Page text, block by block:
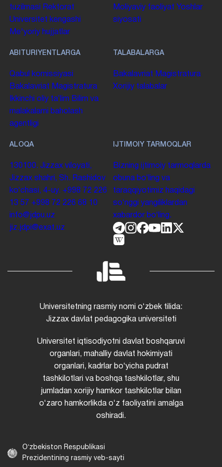
tuzilmasi
Rektorat
Universitet kengashi
Me'yoriy hujjatlar
Moliyaviy faoliyat Yoshlar
siyosati
ABITURIYENTLARGA
Qabul komissiyasi
Bakalavriat Magistratura
Ikkinchi oliy taʼlim Bilim va
malakalarni baholash
agentligi
TALABALARGA
Bakalavriat Magistratura
Xorijiy talabalar
ALOQA
130100. Jizzax viloyati,
Jizzax shahri, Sh. Rashidov
koʻchasi, 4-uy. +998 72 226
13 57 +998 72 226 68 10
info@jdpu.uz
jiz.jdpi@exat.uz
IJTIMOIY TARMOQLAR
Bizning ijtimoiy tarmoqlarda
obuna boʻling va
taraqqiyotimiz haqidagi
soʻnggi yangiliklardan
xabardor boʻling.
Universitetning rasmiy nomi oʻzbek tilida:
Jizzax davlat pedagogika universiteti
Universitet iqtisodiyotni davlat boshqaruvi
organlari, mahalliy davlat hokimiyati
organlari, kadrlar boʻyicha pudrat
tashkilotlari va boshqa tashkilotlar, shu
jumladan xorijiy hamkor tashkilotlar bilan
oʻzaro hamkorlikda oʻz faoliyatini amalga
oshiradi.
Oʻzbekiston Respublikasi
Prezidentining rasmiy veb-sayti